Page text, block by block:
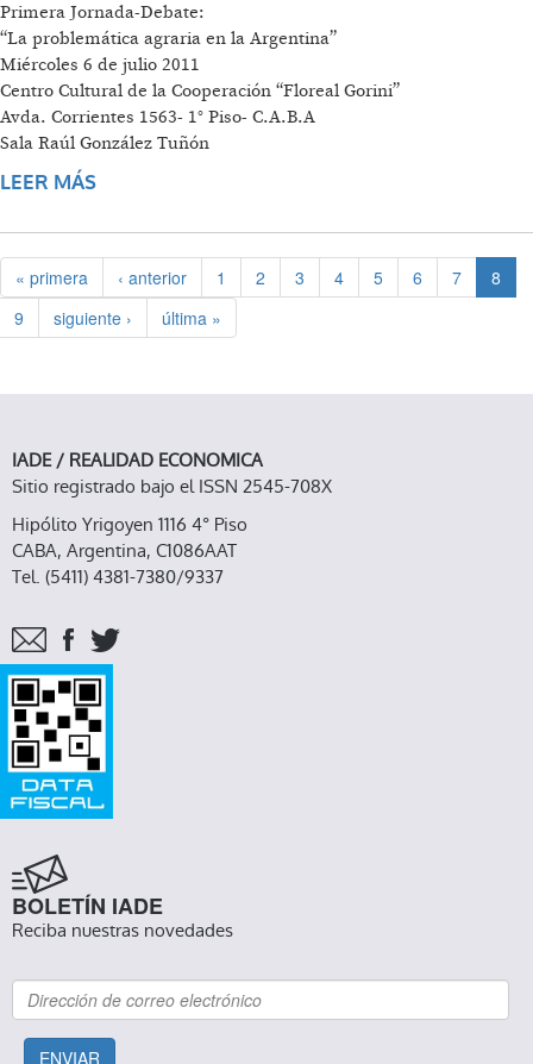
Primera Jornada-Debate:
“La problemática agraria en la Argentina”
Miércoles 6 de julio 2011
Centro Cultural de la Cooperación “Floreal Gorini”
Avda. Corrientes 1563- 1° Piso- C.A.B.A
Sala Raúl González Tuñón
LEER MÁS
« primera ‹ anterior 1 2 3 4 5 6 7
8
9
siguiente › última »
IADE / REALIDAD ECONOMICA
Sitio registrado bajo el ISSN 2545-708X
Hipólito Yrigoyen 1116 4° Piso
CABA, Argentina, C1086AAT
Tel. (5411) 4381-7380/9337
BOLETÍN IADE
Reciba nuestras novedades
ENVIAR